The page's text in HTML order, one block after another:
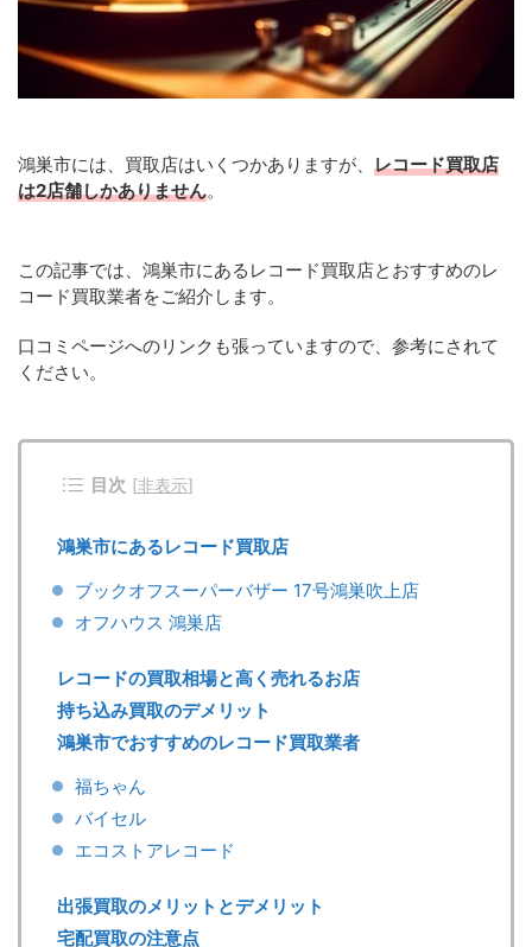
鴻巣市には、買取店はいくつかありますが、 レコード買取店
は2店舗しかありません。
この記事では、鴻巣市にあるレコード買取店とおすすめのレ
コード買取業者をご紹介します。
口コミページへのリンクも張っていますので、参考にされて
ください。
目次 [非表示]
鴻巣市にあるレコード買取店
ブックオフスーパーバザー 17号鴻巣吹上店
オフハウス 鴻巣店
レコードの買取相場と高く売れるお店
持ち込み買取のデメリット
鴻巣市でおすすめのレコード買取業者
福ちゃん
バイセル
エコストアレコード
出張買取のメリットとデメリット
宅配買取の注意点